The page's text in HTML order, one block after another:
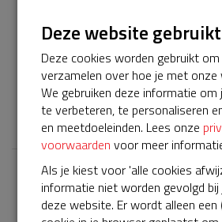
Het servicepakket van onze
moet worden verlengd, zodat onze
blijft. Help je mee? Doneer voor ons
𝕏
Laatste
Bekijk alle
Deze website
Deze cookies worden gebruikt
verzamelen over hoe je met
We gebruiken deze informatie om
te verbeteren, te personaliseren
en meetdoeleinden. Lees onze
voorwaarden voor meer
Als je kiest voor 'alle cookies
informatie niet worden gevolgd bij
deze website. Er wordt alleen een